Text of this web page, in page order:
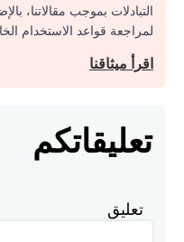
التبادلات بموجب مقالاتنا،
لمراجعة قواعد الاستخدام
اقرأ ميثاقنا
تعليقاتكم
تعليق